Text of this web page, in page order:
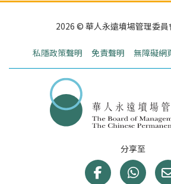
2026 © 華人永遠墳場管理委
私隱政策聲明 免責聲明 無障礙網
分享至